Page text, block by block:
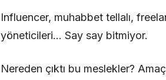
Influencer, muhabbet tellalı,
yöneticileri… Say say bitmiyor.
Nereden çıktı bu meslekler?